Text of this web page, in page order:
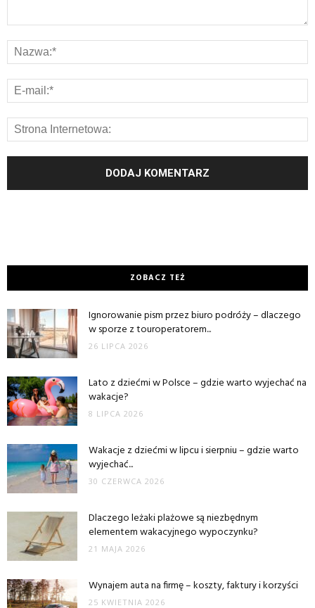
ZOBACZ TEŻ
Ignorowanie pism przez biuro podróży – dlaczego
w sporze z touroperatorem...
26 LIPCA 2026
Lato z dziećmi w Polsce – gdzie warto wyjechać na
wakacje?
8 LIPCA 2026
Wakacje z dziećmi w lipcu i sierpniu – gdzie warto
wyjechać...
30 CZERWCA 2026
Dlaczego leżaki plażowe są niezbędnym
elementem wakacyjnego wypoczynku?
21 MAJA 2026
Wynajem auta na firmę – koszty, faktury i korzyści
25 KWIETNIA 2026